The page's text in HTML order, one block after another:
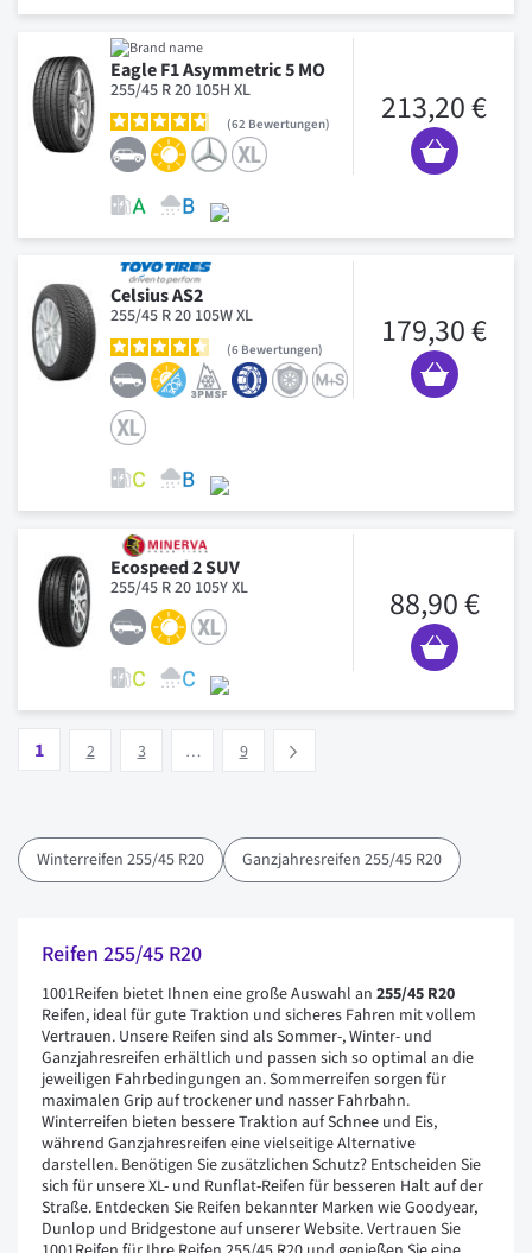
Eagle F1 Asymmetric 5 MO
255/45 R 20 105H XL
62 Bewertungen 213,20 €
Celsius AS2
255/45 R 20 105W XL
6 Bewertungen 179,30 €
Ecospeed 2 SUV
255/45 R 20 105Y XL 88,90 €
Vous lisez actuellement la page
1 2 3 … 9
Winterreifen 255/45 R20 Ganzjahresreifen 255/45 R20
Reifen 255/45 R20
1001Reifen bietet Ihnen eine große Auswahl an 255/45 R20
Reifen, ideal für gute Traktion und sicheres Fahren mit vollem
Vertrauen. Unsere Reifen sind als Sommer-, Winter- und
Ganzjahresreifen erhältlich und passen sich so optimal an die
jeweiligen Fahrbedingungen an. Sommerreifen sorgen für
maximalen Grip auf trockener und nasser Fahrbahn.
Winterreifen bieten bessere Traktion auf Schnee und Eis,
während Ganzjahresreifen eine vielseitige Alternative
darstellen. Benötigen Sie zusätzlichen Schutz? Entscheiden Sie
sich für unsere XL- und Runflat-Reifen für besseren Halt auf der
Straße. Entdecken Sie Reifen bekannter Marken wie Goodyear,
Dunlop und Bridgestone auf unserer Website. Vertrauen Sie